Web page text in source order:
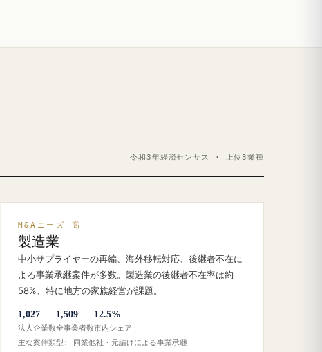
令和3年経済センサス · 上位3業種
M&Aニーズ 高
製造業
中小サプライヤーの再編、海外移転対応、後継者不在に
よる事業承継案件が多数。製造業の後継者不在率は約
58%、特に地方の家族経営が課題。
1,027
法人企業数
1,509
全事業者数
12.5%
市内シェア
主な案件類型: 同業他社・元請けによる事業承継